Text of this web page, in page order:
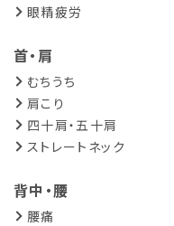
眼精疲労
首・肩
むちうち
肩こり
四十肩・五十肩
ストレートネック
背中・腰
腰痛